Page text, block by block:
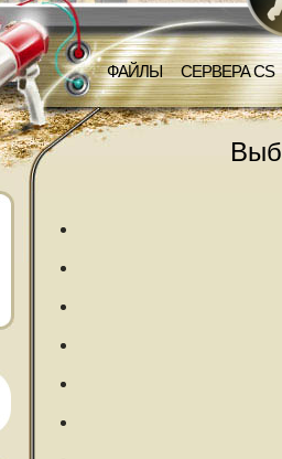
ФАЙЛЫ СЕРВЕРА CS